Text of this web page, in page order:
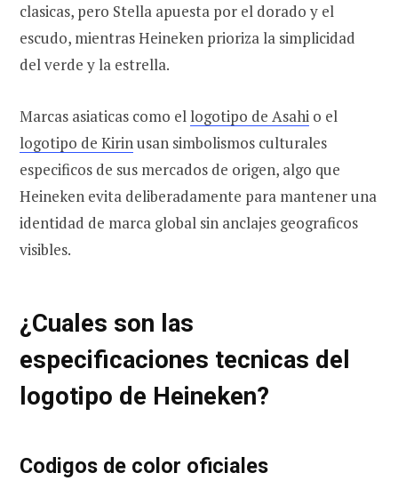
clasicas, pero Stella apuesta por el dorado y el
escudo, mientras Heineken prioriza la simplicidad
del verde y la estrella.
Marcas asiaticas como el logotipo de Asahi o el
logotipo de Kirinusan simbolismos culturales
especificos de sus mercados de origen, algo que
Heineken evita deliberadamente para mantener una
identidad de marca global sin anclajes geograficos
visibles.
¿Cuales son las
especificaciones tecnicas del
logotipo de Heineken?
Codigos de color oficiales